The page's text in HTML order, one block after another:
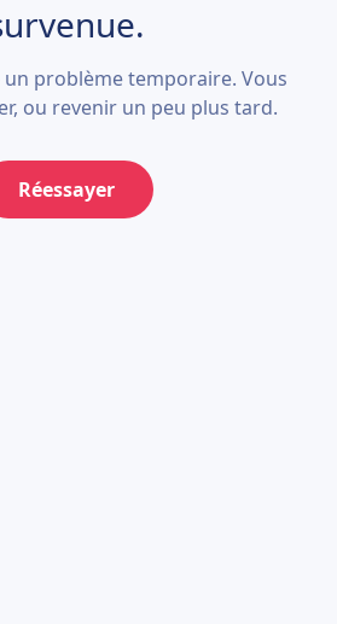
problème temporaire. Vous
ou revenir un peu plus tard.
Réessayer